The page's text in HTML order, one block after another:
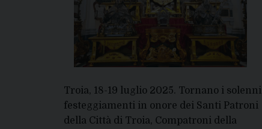
Troia, 18-19 luglio 2025. Tornano i solenni
festeggiamenti in onore dei Santi Patroni
della Città di Troia, Compatroni della